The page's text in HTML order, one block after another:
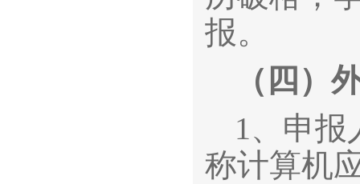
报。
（四）
1、申报
称计算机